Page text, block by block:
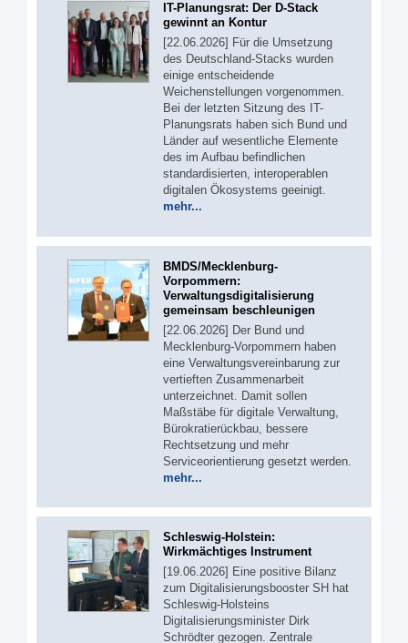
IT-Planungsrat: Der D-Stack
gewinnt an Kontur
[22.06.2026] Für die Umsetzung
des Deutschland-Stacks wurden
einige entscheidende
Weichenstellungen vorgenommen.
Bei der letzten Sitzung des IT-
Planungsrats haben sich Bund und
Länder auf wesentliche Elemente
des im Aufbau befindlichen
standardisierten, interoperablen
digitalen Ökosystems geeinigt.
mehr...
BMDS/Mecklenburg-
Vorpommern:
Verwaltungsdigitalisierung
gemeinsam beschleunigen
[22.06.2026] Der Bund und
Mecklenburg-Vorpommern haben
eine Verwaltungsvereinbarung zur
vertieften Zusammenarbeit
unterzeichnet. Damit sollen
Maßstäbe für digitale Verwaltung,
Bürokratierückbau, bessere
Rechtsetzung und mehr
Serviceorientierung gesetzt werden.
mehr...
Schleswig-Holstein:
Wirkmächtiges Instrument
[19.06.2026] Eine positive Bilanz
zum Digitalisierungsbooster SH hat
Schleswig-Holsteins
Digitalisierungsminister Dirk
Schrödter gezogen. Zentrale